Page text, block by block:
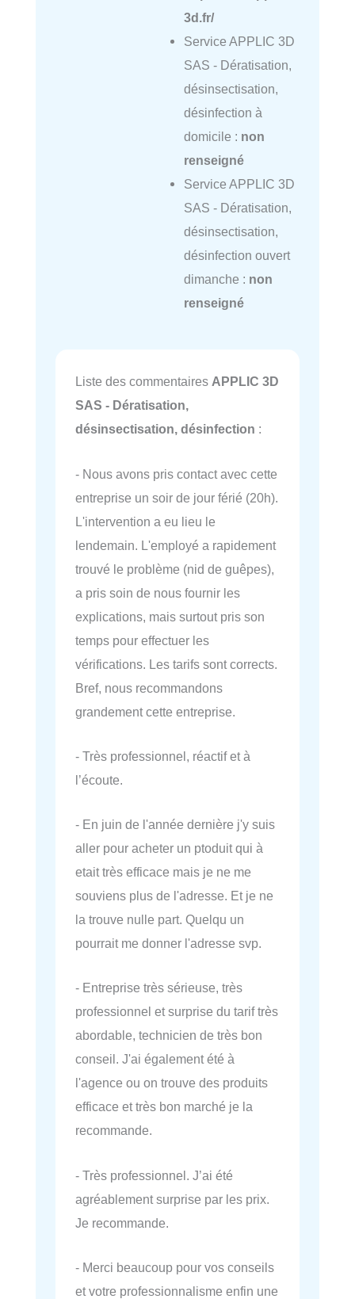
3d.fr/
Service APPLIC 3D
SAS - Dératisation,
désinsectisation,
désinfection à
domicile : non
renseigné
Service APPLIC 3D
SAS - Dératisation,
désinsectisation,
désinfection ouvert
dimanche : non
renseigné
Liste des commentaires APPLIC 3D
SAS - Dératisation,
désinsectisation, désinfection :
- Nous avons pris contact avec cette
entreprise un soir de jour férié (20h).
L'intervention a eu lieu le
lendemain. L'employé a rapidement
trouvé le problème (nid de guêpes),
a pris soin de nous fournir les
explications, mais surtout pris son
temps pour effectuer les
vérifications. Les tarifs sont corrects.
Bref, nous recommandons
grandement cette entreprise.
- Très professionnel, réactif et à
l’écoute.
- En juin de l'année dernière j'y suis
aller pour acheter un ptoduit qui à
etait très efficace mais je ne me
souviens plus de l'adresse. Et je ne
la trouve nulle part. Quelqu un
pourrait me donner l'adresse svp.
- Entreprise très sérieuse, très
professionnel et surprise du tarif très
abordable, technicien de très bon
conseil. J'ai également été à
l'agence ou on trouve des produits
efficace et très bon marché je la
recommande.
- Très professionnel. J’ai été
agréablement surprise par les prix.
Je recommande.
- Merci beaucoup pour vos conseils
et votre professionnalisme enfin une